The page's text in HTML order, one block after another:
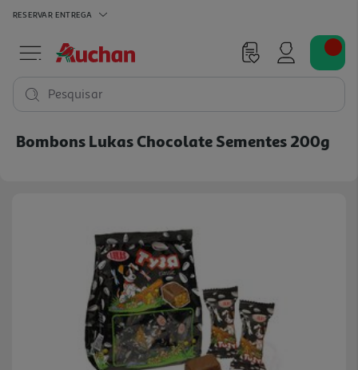
RESERVAR ENTREGA
Pesquisar
Bombons Lukas Chocolate Sementes 200g